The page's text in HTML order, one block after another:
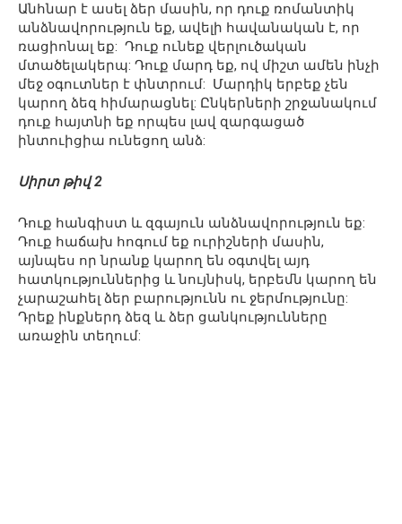
Անհնար է ասել ձեր մասին, որ դուք ռոմանտիկ
անձնավորություն եք, ավելի հավանական է, որ
ռացիոնալ եք: Դուք ունեք վերլուծական
մտածելակերպ: Դուք մարդ եք, ով միշտ ամեն ինչի
մեջ օգուտներ է փնտրում: Մարդիկ երբեք չեն
կարող ձեզ հիմարացնել: Ընկերների շրջանակում
դուք հայտնի եք որպես լավ զարգացած
ինտուիցիա ունեցող անձ:
Սիրտ թիվ 2
Դուք հանգիստ և զգայուն անձնավորություն եք:
Դուք հաճախ հոգում եք ուրիշների մասին,
այնպես որ նրանք կարող են օգտվել այդ
հատկություններից և նույնիսկ, երբեմն կարող են
չարաշահել ձեր բարությունն ու ջերմությունը:
Դրեք ինքներդ ձեզ և ձեր ցանկությունները
առաջին տեղում: